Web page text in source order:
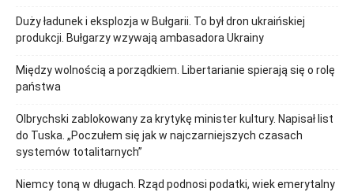
Duży ładunek i eksplozja w Bułgarii. To był dron ukraińskiej
produkcji. Bułgarzy wzywają ambasadora Ukrainy
Między wolnością a porządkiem. Libertarianie spierają się o rolę
państwa
Olbrychski zablokowany za krytykę minister kultury. Napisał list
do Tuska. „Poczułem się jak w najczarniejszych czasach
systemów totalitarnych”
Niemcy toną w długach. Rząd podnosi podatki, wiek emerytalny